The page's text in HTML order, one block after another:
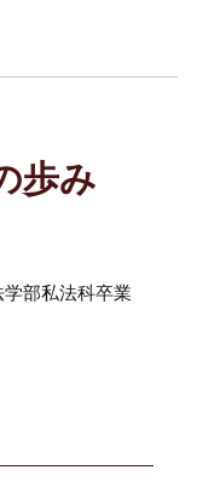
歩み
部私法科卒業